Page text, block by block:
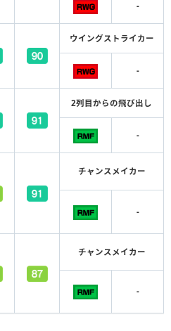
-
ウイングストライカー
-
2列目からの飛び出し
-
チャンスメイカー
-
チャンスメイカー
-